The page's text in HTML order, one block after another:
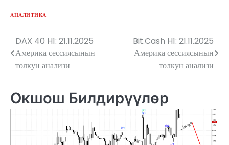
АНАЛИТИКА
Жазуулар
боюнча
DAX 40 H1: 21.11.2025
Америка сессиясынын
толкун анализи
Bit.Cash H1: 21.11.2025
Америка сессиясынын
толкун анализи
Окшош Билдирүүлөр